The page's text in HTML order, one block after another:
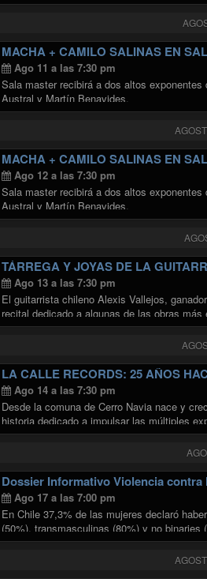
MACHA + CAMILO SALINAS EN
Ago 11 a las 7:30 pm
Sala master recibirá a dos altos
Austral y Martín Benavides.
MACHA + CAMILO SALINAS EN
Ago 12 a las 7:30 pm
Sala master recibirá a dos altos
Austral y Martín Benavides.
TÁRREGA Y JOYAS DE LA
Ago 13 a las 7:30 pm
El guitarrista chileno Alexis Vallejos,
recital dedicado a algunas de las obras
de …Continuar leyendo"TÁRREGA Y
LA CALLE RECORDS: 25 AÑOS
Ago 14 a las 7:30 pm
Desde la comuna de Cerro Navia nace y
historia dedicado a impulsar las múltiples
Dossier Informativo Violencia contra
Ago 17 a las 7:00 pm
En Chile 37,3% de las mujeres declaró
(50%), transmasculinas (80%) y no
contra …Continuar leyendo"Dossier